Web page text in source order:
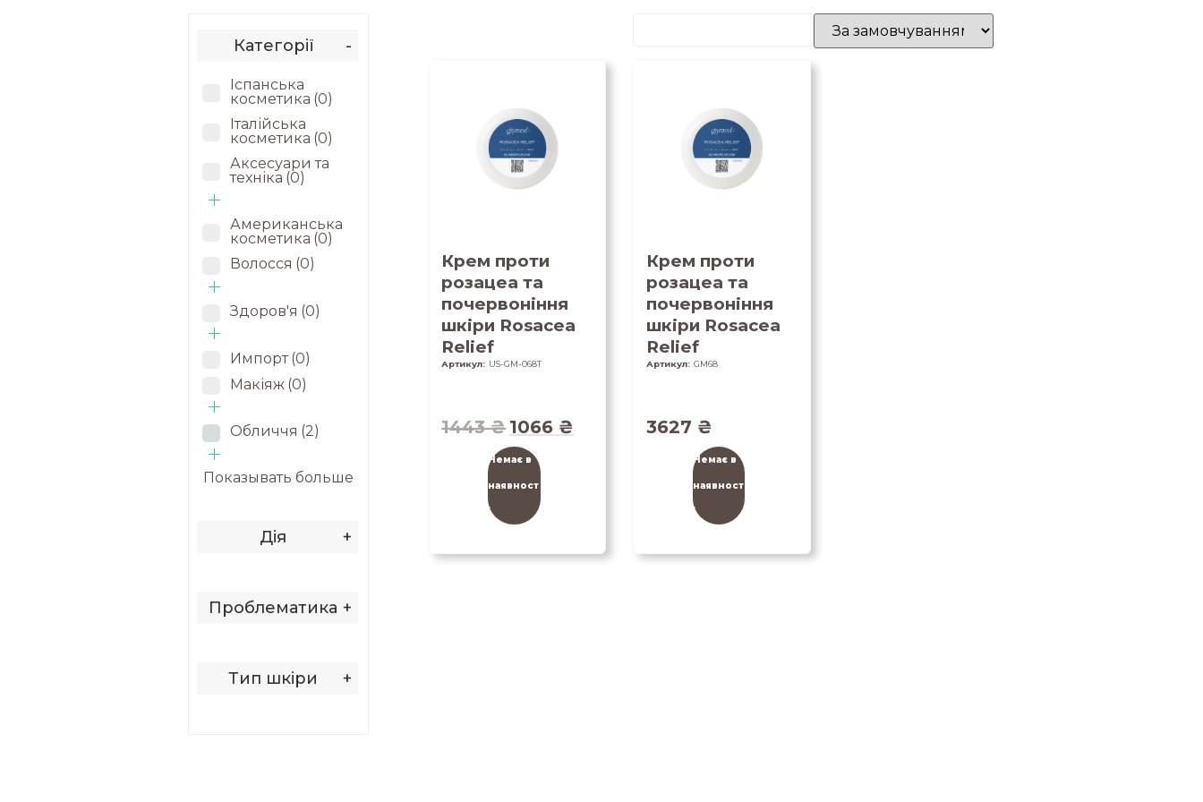
Категорії -
Іспанська
косметика (0)
Італійська
косметика (0)
Аксесуари та
техніка (0)
Американська
косметика (0)
Волосся (0)
Здоров'я (0)
Импорт (0)
Макіяж (0)
Обличчя (2)
Показывать больше
Дія +
Проблематика +
Тип шкіри +
Крем проти
розацеа та
почервоніння
шкіри Rosacea
Relief
Артикул: US-GM-068T
1443₴ 1066 ₴
Немає в
наявност
і
Крем проти
розацеа та
почервоніння
шкіри Rosacea
Relief
Артикул: GM68
3627 ₴
Немає в
наявност
і